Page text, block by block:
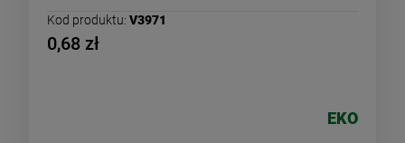
Kod produktu: V3971
0,68 zł
EKO